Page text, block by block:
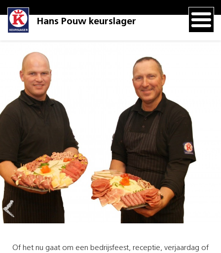
Hans Pouw keurslager
Of het nu gaat om een bedrijsfeest, receptie, verjaardag of